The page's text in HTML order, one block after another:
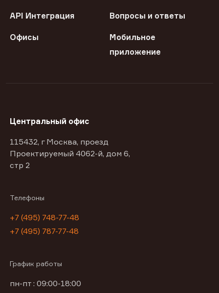
API Интеграция Вопросы и ответы
Офисы
Мобильное
приложение
Центральный офис
115432, г Москва, проезд
Проектируемый 4062-й, дом 6,
стр 2
Телефоны
+7 (495) 748-77-48
+7 (495) 787-77-48
График работы
пн-пт : 09:00-18:00